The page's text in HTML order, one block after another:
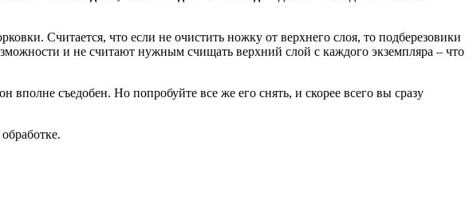
Считается, что если не очистить ножку от верхнего слоя, то подберезовики
и не считают нужным счищать верхний слой с каждого экземпляра – что
съедобен. Но попробуйте все же его снять, и скорее всего вы сразу